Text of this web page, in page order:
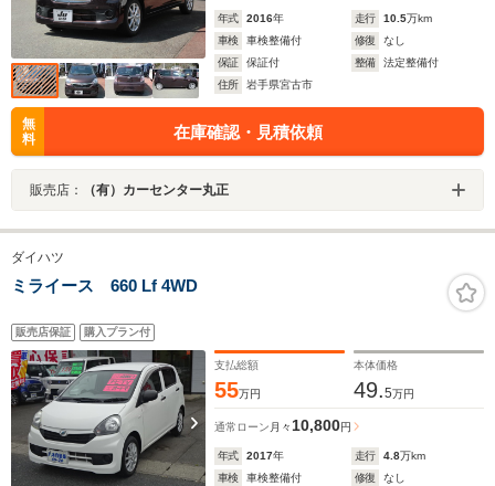
年式 2016年 走行 10.5万km
車検
車検整備付 修復
なし
保証
保証付 整備
法定整備付
住所
岩手県宮古市
無
料
在庫確認・見積依頼
販売店： （有）カーセンター丸正
ダイハツ
ミライース 660 Lf 4WD
販売店保証 購入プラン付
支払総額
55万円
本体価格
49.5万円
通常ローン 月々 10,800円
年式 2017年 走行 4.8万km
車検
車検整備付 修復
なし